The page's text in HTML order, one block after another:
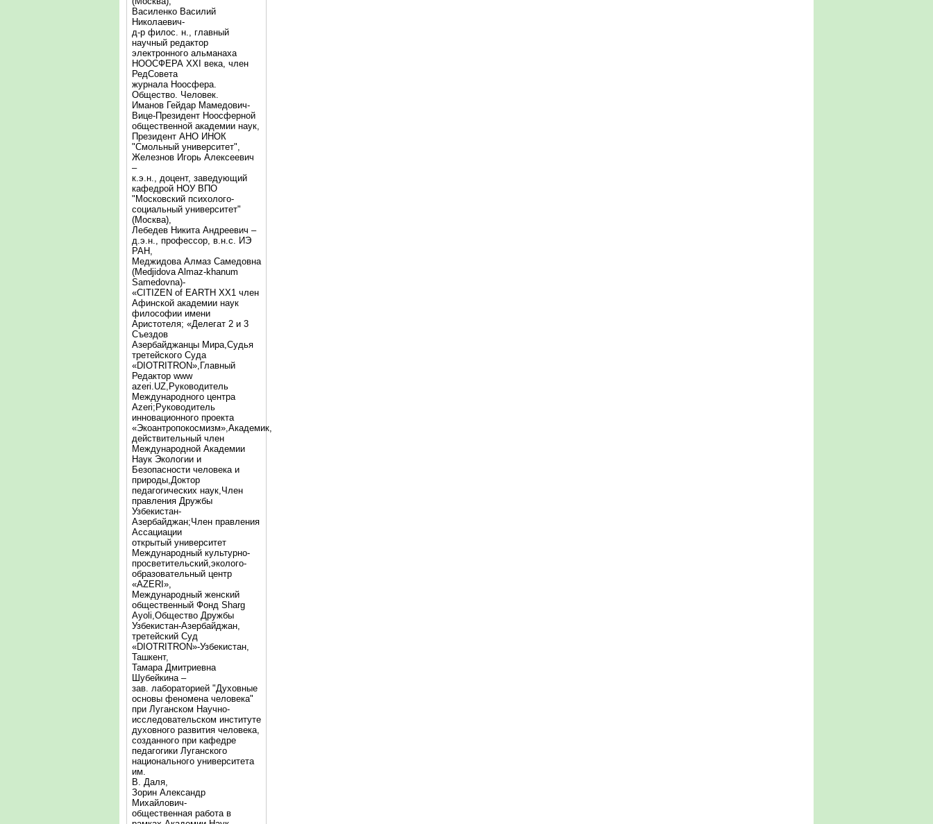
Василенко Василий
Николаевич-
д-р филос. н., главный
научный редактор
электронного альманаха
НООСФЕРА XXI века, член
РедСовета
журнала Ноосфера.
Общество. Человек.
Иманов Гейдар Мамедович-
Вице-Президент Ноосферной
общественной академии наук,
Президент АНО ИНОК
"Смольный университет",
Железнов Игорь Алексеевич
–
к.э.н., доцент, заведующий
кафедрой НОУ ВПО
"Московский психолого-
социальный университет"
(Москва),
Лебедев Никита Андреевич –
д.э.н., профессор, в.н.с. ИЭ
РАН,
Меджидова Алмаз Самедовна
(Medjidova Almaz-khanum
Samedovna)-
«CITIZEN of EARTH XX1 член
Афинской академии наук
философии имени
Аристотеля; «Делегат 2 и 3
Съездов
Азербайджанцы Мира,Судья
третейского Суда
«DIOTRITRON»,Главный
Редактор www
azeri.UZ,Руководитель
Международного центра
Аzeri;Руководитель
инновационного проекта
«Экоантропокосмизм»,Академик,
действительный член
Международной Академии
Наук Экологии и
Безопасности человека и
природы,Доктор
педагогических наук,Член
правления Дружбы
Узбекистан-
Азербайджан;Член правления
Ассациации
открытый университет
Международный культурно-
просветительский,эколого-
образовательный центр
«AZERI»,
Mеждународный женский
общественный Фонд Sharg
Аyoli,Общество Дружбы
Узбекистан-Азербайджан,
третейский Суд
«DIOTRITRON»-Узбекистан,
Ташкент,
Тамара Дмитриевна
Шубейкина –
зав. лабораторией "Духовные
основы феномена человека"
при Луганском Научно-
исследовательском институте
духовного развития человека,
созданного при кафедре
педагогики Луганского
национального университета
им.
В. Даля,
Зорин Александр
Михайлович-
общественная работа в